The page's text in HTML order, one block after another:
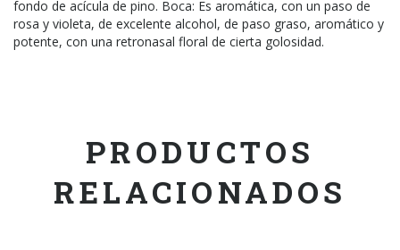
fondo de acícula de pino. Boca: Es aromática, con un paso de
rosa y violeta, de excelente alcohol, de paso graso, aromático y
potente, con una retronasal floral de cierta golosidad.
PRODUCTOS
RELACIONADOS